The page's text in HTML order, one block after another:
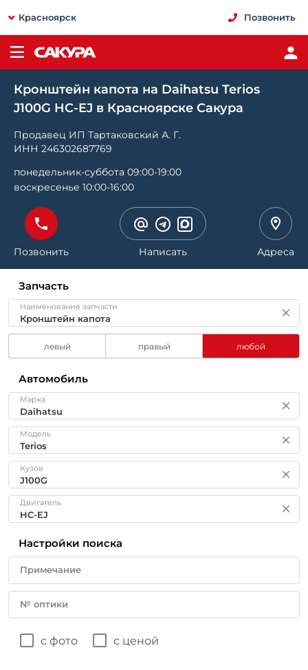
Красноярск Позвонить
Кронштейн капота на Daihatsu Terios
J100G HC-EJ в Красноярске Сакура
Продавец ИП Тартаковский А. Г.
ИНН 246302687769
понедельник-суббота 09:00-19:00
воскресенье 10:00-16:00
Позвонить Написать Адреса
Запчасть
Наименование запчасти
левый правый любой
Автомобиль
Марка
Модель
Кузов
Двигатель
Настройки поиска
Примечание
№ оптики
с фото с ценой